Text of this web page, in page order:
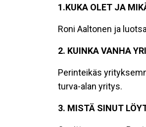
1.KUKA OLET JA
Roni Aaltonen ja
2. KUINKA VANHA
Perinteikäs
turva-alan yritys.
3. MISTÄ SINUT